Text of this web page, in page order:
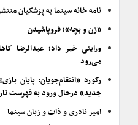
نامه خانه سینما به پزشکیان
«زن و بچه»؛ فروپاشیدن
ورایتی خبر داد؛ عبدالرضا
می‌رود
رکورد «انتقام‌جویان: پایان
جدید» درحال ورود به فهرست
امیر نادری و ذات و زبان سینما